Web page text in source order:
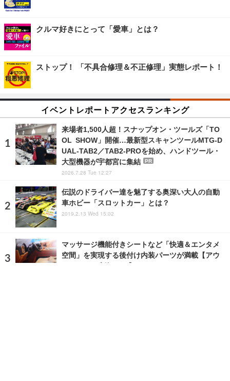
クルマ好きにとって「愛車」とは？
ストップ！ 「不具合修理＆不正修理」実態レポート！
イベントレポートアクセスランキング
来場者1,500人超！スナップオン・ツールズ「TO
OL SHOW」開催…最新型スキャンツールMTG-D
UAL-TAB2／TAB2-PROを始め、ハンドツール・
大型機器が宇都宮に集結
PR
2026.7.28 Tue 12:27
伝説のドライバー達を魅了する奥深い大人の自動
車ホビー「スロットカー」とは？
2019.2.13 Wed 15:02
マッサージ機能付きシートなど「快適＆エンタメ
空間」を実現する後付け内装パーツが満載【アウ